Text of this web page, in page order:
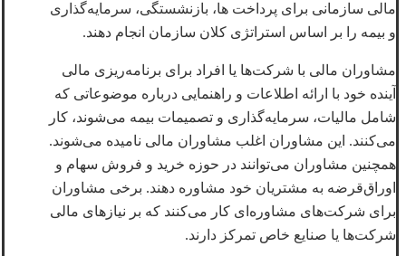
مالی سازمانی برای پرداخت ها، بازنشستگی، سرمایه‌گذاری
و بیمه را بر اساس استراتژی کلان سازمان انجام دهند.
مشاوران مالی با شرکت‌ها یا افراد برای برنامه‌ریزی مالی
آینده خود با ارائه اطلاعات و راهنمایی درباره موضوعاتی که
شامل مالیات، سرمایه‌گذاری و تصمیمات بیمه می‌شوند، کار
می‌کنند. این مشاوران اغلب مشاوران مالی نامیده می‌شوند.
همچنین مشاوران می‌توانند در حوزه خرید و فروش سهام و
اوراق‌قرضه به مشتریان خود مشاوره دهند. برخی مشاوران
برای شرکت‌های مشاوره‌ای کار می‌کنند که بر نیازهای مالی
شرکت‌ها یا صنایع خاص تمرکز دارند.